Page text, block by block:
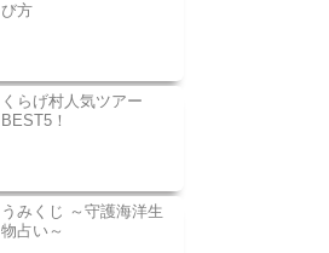
び方
くらげ村人気ツアー
BEST5！
うみくじ ～守護海洋生
物占い～